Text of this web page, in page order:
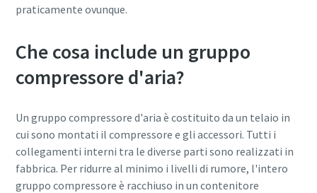
Per saperne di più
praticamente ovunque.
Che cosa include un gruppo
compressore d'aria?
Un gruppo compressore d'aria è costituito da un telaio in
cui sono montati il compressore e gli accessori. Tutti i
collegamenti interni tra le diverse parti sono realizzati in
fabbrica. Per ridurre al minimo i livelli di rumore, l'intero
gruppo compressore è racchiuso in un contenitore